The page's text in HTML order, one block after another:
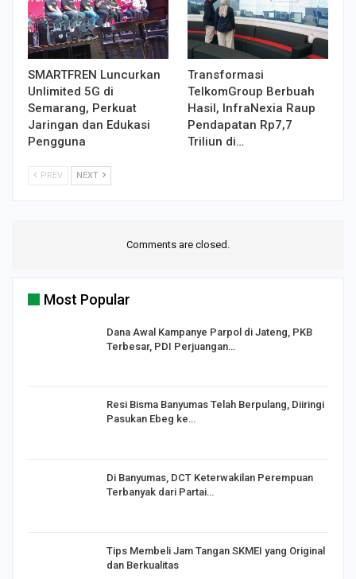
SMARTFREN Luncurkan
Unlimited 5G di
Semarang, Perkuat
Jaringan dan Edukasi
Pengguna
Transformasi
TelkomGroup Berbuah
Hasil, InfraNexia Raup
Pendapatan Rp7,7
Triliun di…
PREV NEXT
Comments are closed.
Most Popular
Dana Awal Kampanye Parpol di Jateng, PKB
Terbesar, PDI Perjuangan…
Resi Bisma Banyumas Telah Berpulang, Diiringi
Pasukan Ebeg ke…
Di Banyumas, DCT Keterwakilan Perempuan
Terbanyak dari Partai…
Tips Membeli Jam Tangan SKMEI yang Original
dan Berkualitas